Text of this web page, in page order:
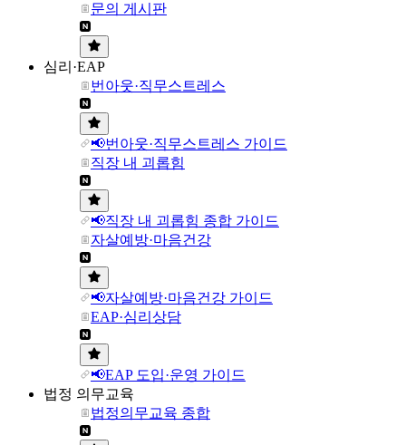
문의 게시판
심리·EAP
번아웃·직무스트레스
📢번아웃·직무스트레스 가이드
직장 내 괴롭힘
📢직장 내 괴롭힘 종합 가이드
자살예방·마음건강
📢자살예방·마음건강 가이드
EAP·심리상담
📢EAP 도입·운영 가이드
법정 의무교육
법정의무교육 종합